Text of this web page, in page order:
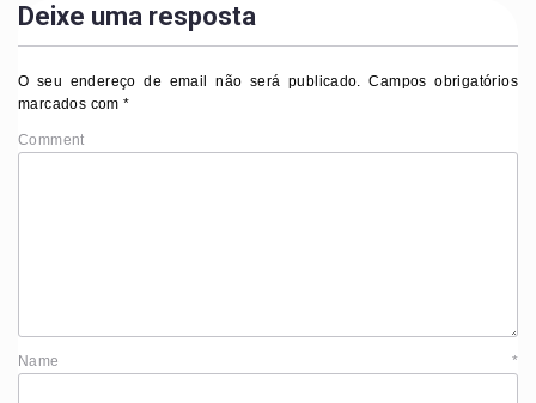
Deixe uma resposta
O seu endereço de email não será publicado. Campos obrigatórios
marcados com*
Comment
Name *